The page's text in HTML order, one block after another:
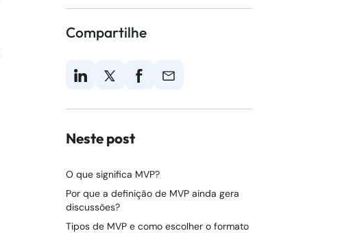
Compartilhe
Neste post
O que significa MVP?
Por que a definição de MVP ainda gera
discussões?
Tipos de MVP e como escolher o formato